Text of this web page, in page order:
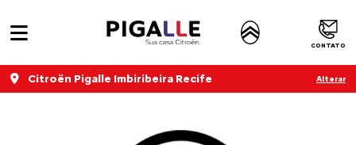
CONTATO
Citroën Pigalle Imbiribeira Recife Alterar